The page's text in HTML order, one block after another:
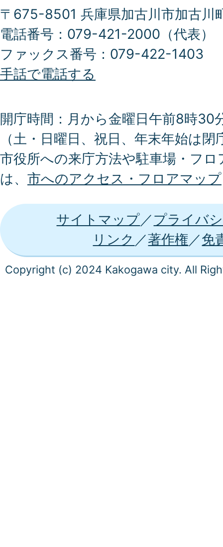
〒675-8501 兵庫県加古川市加古川
電話番号：079-421-2000（代表）
ファックス番号：079-422-1403
手話で電話する
開庁時間：月から金曜日午前8時30
（土・日曜日、祝日、年末年始は閉
市役所への来庁方法や駐車場・フ
は、 市へのアクセス・フロアマップ
サイトマップ
プライバ
リンク
著作権 免
Copyright (c) 2024 Kakogawa city. All